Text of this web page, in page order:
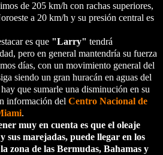
de 205 km/h con rachas superiores,
a 20 km/h y su presión central es
es que "Larry" tendrá
pero en general mantendría su fuerza
días, con un movimiento general del
siendo un gran huracán en aguas del
que sumarle una disminución en su
información del Centro Nacional de
.
muy en cuenta es que el oleaje
sus marejadas, puede llegar en los
zona de las Bermudas, Bahamas y